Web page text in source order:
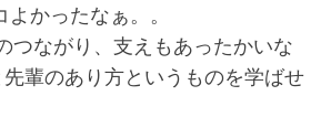
かったなぁ。。
つながり、支えもあったかいな
輩のあり方というものを学ばせ